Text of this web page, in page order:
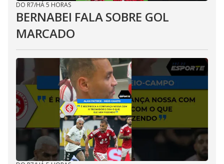
DO R7/HÁ 5 HORAS
BERNABEI FALA SOBRE GOL
MARCADO